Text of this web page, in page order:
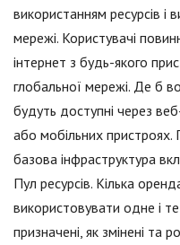
використанням ресурсів
мережі. Користувачі
інтернет з будь-якого
глобальної мережі. Де б
будуть доступні через
або мобільних
базова інфраструктура
Пул ресурсів. Кілька
використовувати одне і
призначені, як змінені та